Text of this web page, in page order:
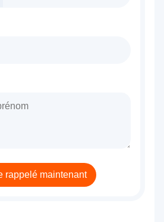
rappelé maintenant